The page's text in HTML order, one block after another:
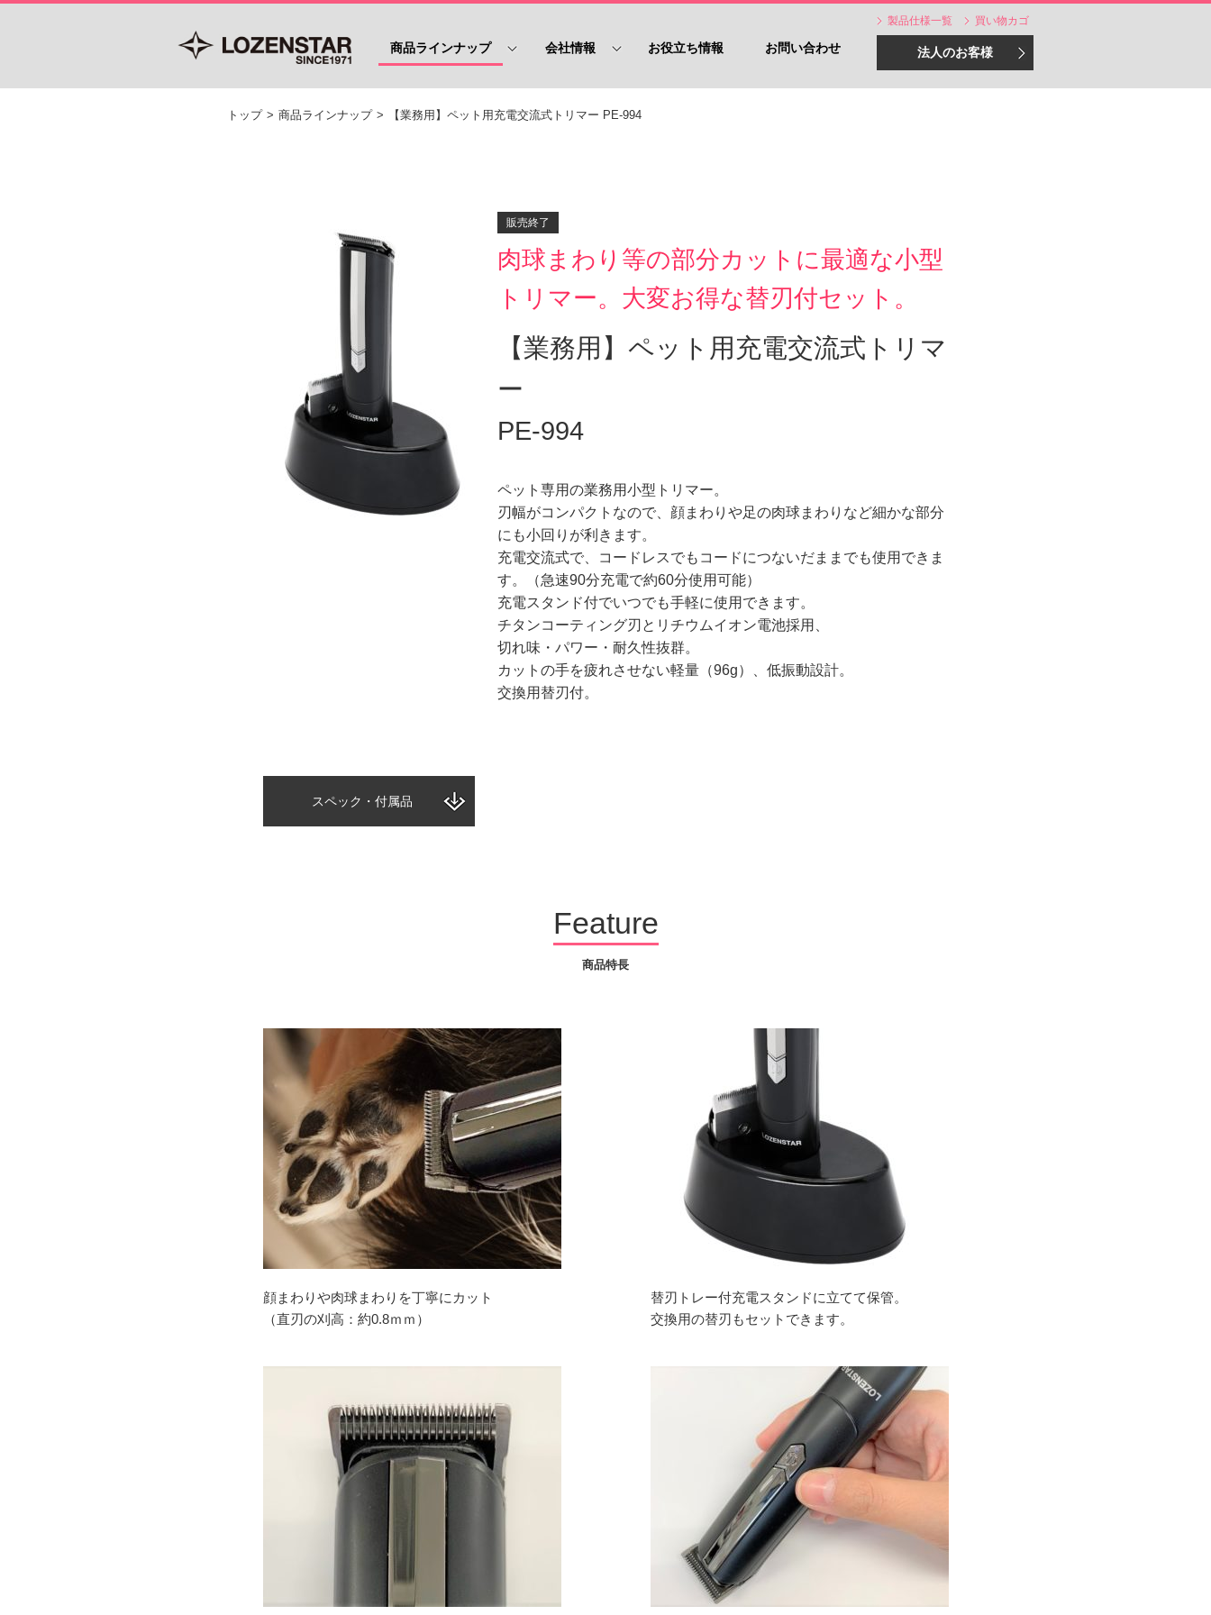
製品仕様一覧 買い物カゴ
商品ラインナップ 会社情報 お役立ち情報 お問い合わせ 法人のお客様
トップ > 商品ラインナップ > 【業務用】ペット用充電交流式トリマー PE-994
販売終了
肉球まわり等の部分カットに最適な小型
トリマー。大変お得な替刃付セット。
【業務用】ペット用充電交流式トリマ
ー
PE-994
ペット専用の業務用小型トリマー。
刃幅がコンパクトなので、顔まわりや足の肉球まわりなど細かな部分
にも小回りが利きます。
充電交流式で、コードレスでもコードにつないだままでも使用できま
す。（急速90分充電で約60分使用可能）
充電スタンド付でいつでも手軽に使用できます。
チタンコーティング刃とリチウムイオン電池採用、
切れ味・パワー・耐久性抜群。
カットの手を疲れさせない軽量（96g）、低振動設計。
交換用替刃付。
スペック・付属品
Feature
商品特長
顔まわりや肉球まわりを丁寧にカット
（直刃の刈高：約0.8ｍｍ）
替刃トレー付充電スタンドに立てて保管。
交換用の替刃もセットできます。